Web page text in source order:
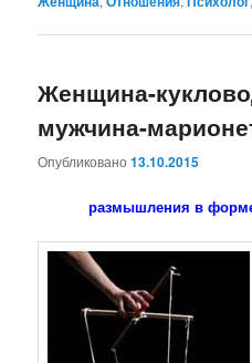
Женщина-
мужчина-
Опубликовано13.10.2015
размышления в